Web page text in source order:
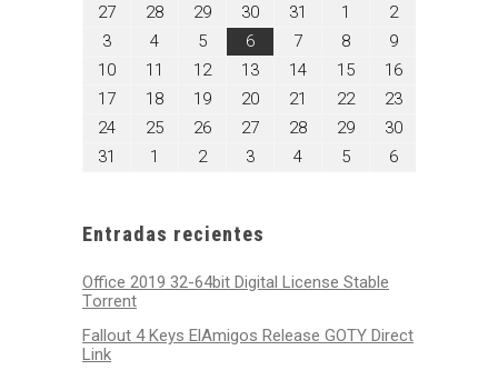
27julio
28julio
29julio
29,
30julio
30,
31 1
agosto
2026
2agosto
2,
2026
3agosto
3,
2026
4agosto
4,
2026
5agosto
5,
2026
6agosto
6,
2026
7agosto
7,
2026
8agosto
8,
2026
9agosto
9,
2026
10agosto
10,
11
agosto
2026
12agosto
2026
13agosto
2026
14agosto
2026
15agosto
2026
16agosto
2026
17agosto
2026
18agosto
18,
2026
19agosto
2026
20agosto
20,
2026
21
agosto
2026
22agosto
2026
23agosto
23,
2026
24agosto
25agosto
26agosto
27agosto
28agosto
29agosto
30agosto
31
agosto
1
septiembre
2septiembre
3septiembre
4septiembre
5septiembre
6septiembre
Entradas recientes
Office 2019 32-64bit Digital License Stable
Tоrrеnt
Fallout 4 Keys ElAmigos Release GOTY Direct
Link